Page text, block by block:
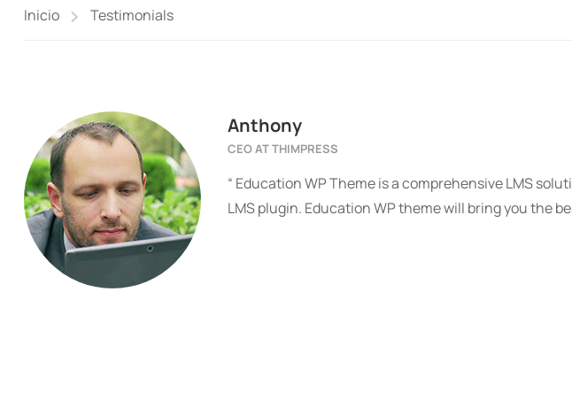
Inicio Testimonials
Anthony
CEO AT THIMPRESS
“ Education WP Theme is a comprehensive LMS
LMS plugin. Education WP theme will bring you the